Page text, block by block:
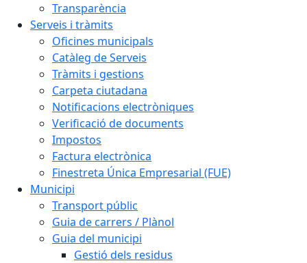
Transparència
Serveis i tràmits
Oficines municipals
Catàleg de Serveis
Tràmits i gestions
Carpeta ciutadana
Notificacions electròniques
Verificació de documents
Impostos
Factura electrònica
Finestreta Única Empresarial (FUE)
Municipi
Transport públic
Guia de carrers / Plànol
Guia del municipi
Gestió dels residus